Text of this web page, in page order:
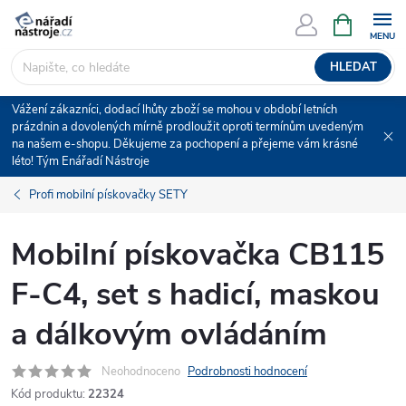
Přejít
obsah
HLEDAT
NÁKUPNÍ
KOŠÍK
Vážení zákazníci, dodací lhůty zboží se mohou v období letních
prázdnin a dovolených mírně prodloužit oproti termínům uvedeným
na našem e-shopu. Děkujeme za pochopení a přejeme vám krásné
léto! Tým Enářadí Nástroje
Profi mobilní pískovačky SETY
Mobilní pískovačka CB115
F-C4, set s hadicí, maskou
a dálkovým ovládáním
Neohodnoceno Podrobnosti hodnocení
Kód produktu: 22324